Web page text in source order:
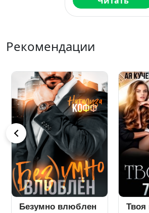
Рекомендации
Двойная взлётная